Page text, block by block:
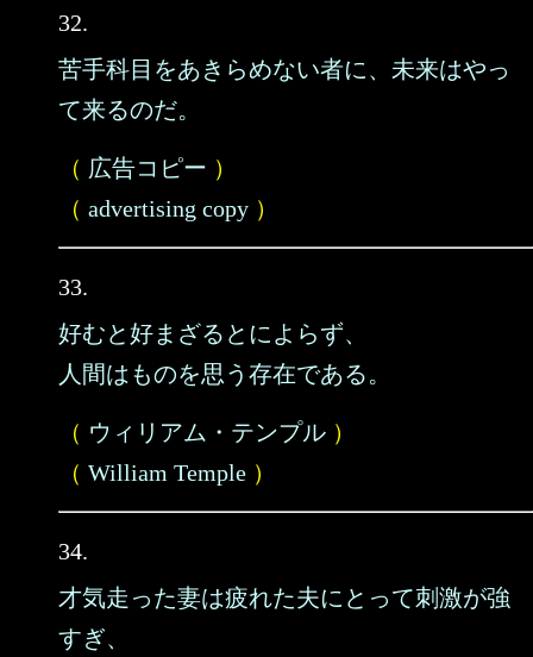
32.
苦手科目をあきらめない者に、未来はやっ
て来るのだ。
（ 広告コピー ）
（ advertising copy ）
33.
好むと好まざるとによらず、
人間はものを思う存在である。
（ ウィリアム・テンプル ）
（ William Temple ）
34.
才気走った妻は疲れた夫にとって刺激が強
すぎ、